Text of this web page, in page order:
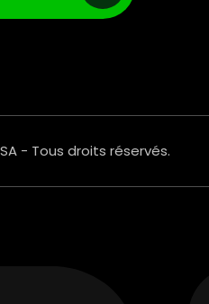
SA - Tous droits réservés.